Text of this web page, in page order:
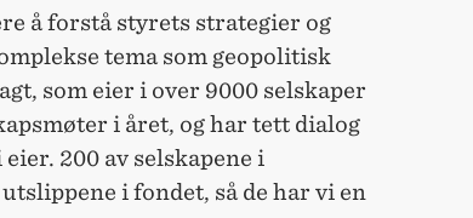
å forstå styrets strategier og
tema som geopolitisk
som eier i over 9000 selskaper
i året, og har tett dialog
200 av selskapene i
i fondet, så de har vi en